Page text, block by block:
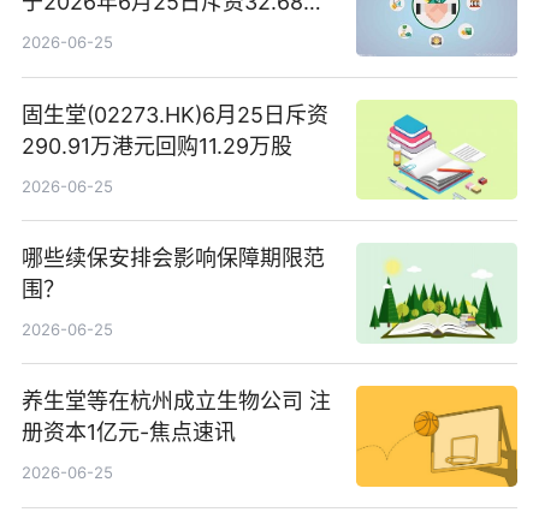
港元回购68.4万股|焦点速讯
2026-06-25
固生堂(02273.HK)6月25日斥资
290.91万港元回购11.29万股
2026-06-25
哪些续保安排会影响保障期限范
围？
2026-06-25
养生堂等在杭州成立生物公司 注
册资本1亿元-焦点速讯
2026-06-25